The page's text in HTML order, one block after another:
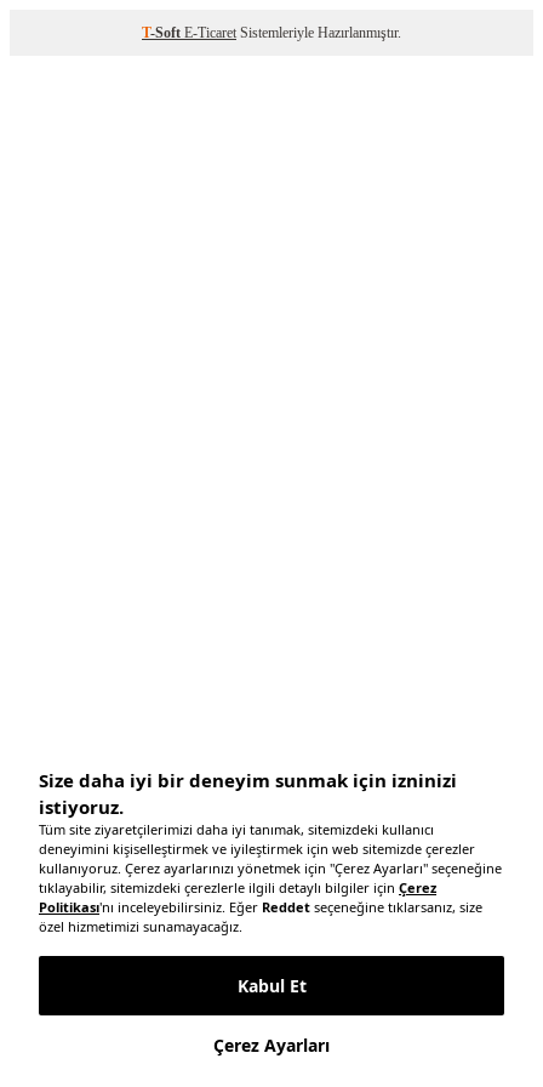
T-Soft E-Ticaret Sistemleriyle Hazırlanmıştır.